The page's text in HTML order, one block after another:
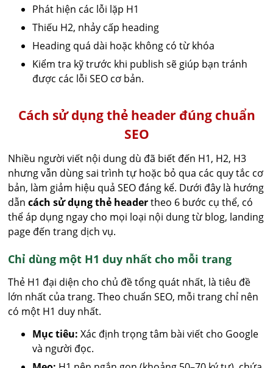
Phát hiện các lỗi lặp H1
Thiếu H2, nhảy cấp heading
Heading quá dài hoặc không có từ khóa
Kiểm tra kỹ trước khi publish sẽ giúp bạn tránh
được các lỗi SEO cơ bản.
Cách sử dụng thẻ header đúng chuẩn
SEO
Nhiều người viết nội dung dù đã biết đến H1, H2, H3
nhưng vẫn dùng sai trình tự hoặc bỏ qua các quy tắc cơ
bản, làm giảm hiệu quả SEO đáng kể. Dưới đây là hướng
dẫncách sử dụng thẻ headertheo 6 bước cụ thể, có
thể áp dụng ngay cho mọi loại nội dung từ blog, landing
page đến trang dịch vụ.
Chỉ dùng một H1 duy nhất cho mỗi trang
Thẻ H1 đại diện cho chủ đề tổng quát nhất, là tiêu đề
lớn nhất của trang. Theo chuẩn SEO, mỗi trang chỉ nên
có một H1 duy nhất.
Mục tiêu: Xác định trọng tâm bài viết cho Google
và người đọc.